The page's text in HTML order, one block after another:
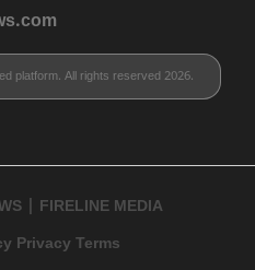
platform. All rights reserved 2026.
| FIRELINE MEDIA
Privacy Terms